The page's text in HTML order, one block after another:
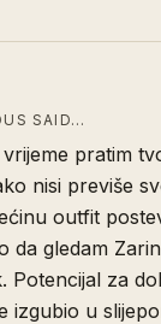
SAID…
pratim
nisi previše
outfit
da gledam
Potencijal za
izgubio u